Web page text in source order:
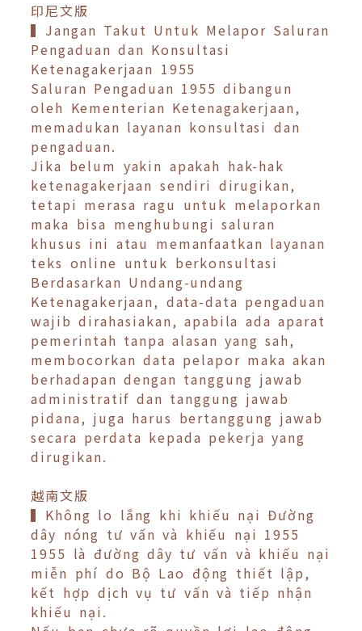
印尼文版
▍Jangan Takut Untuk Melapor Saluran
Pengaduan dan Konsultasi
Ketenagakerjaan 1955
Saluran Pengaduan 1955 dibangun
oleh Kementerian Ketenagakerjaan,
memadukan layanan konsultasi dan
pengaduan.
Jika belum yakin apakah hak-hak
ketenagakerjaan sendiri dirugikan,
tetapi merasa ragu untuk melaporkan
maka bisa menghubungi saluran
khusus ini atau memanfaatkan layanan
teks online untuk berkonsultasi
Berdasarkan Undang-undang
Ketenagakerjaan, data-data pengaduan
wajib dirahasiakan, apabila ada aparat
pemerintah tanpa alasan yang sah,
membocorkan data pelapor maka akan
berhadapan dengan tanggung jawab
administratif dan tanggung jawab
pidana, juga harus bertanggung jawab
secara perdata kepada pekerja yang
dirugikan.
越南文版
▍Không lo lắng khi khiếu nại Đường
dây nóng tư vấn và khiếu nại 1955
1955 là đường dây tư vấn và khiếu nại
miễn phí do Bộ Lao động thiết lập,
kết hợp dịch vụ tư vấn và tiếp nhận
khiếu nại.